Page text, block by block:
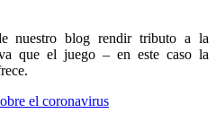
nuestro blog rendir tributo a la
que el juego – en este caso la
el coronavirus